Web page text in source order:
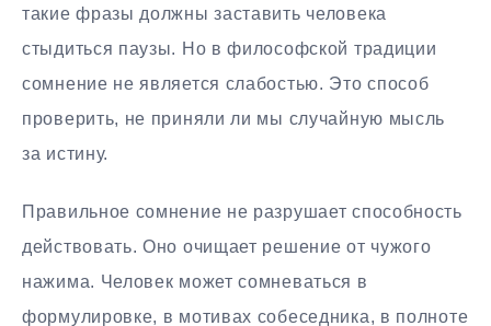
такие фразы должны заставить человека
стыдиться паузы. Но в философской традиции
сомнение не является слабостью. Это способ
проверить, не приняли ли мы случайную мысль
за истину.
Правильное сомнение не разрушает способность
действовать. Оно очищает решение от чужого
нажима. Человек может сомневаться в
формулировке, в мотивах собеседника, в полноте